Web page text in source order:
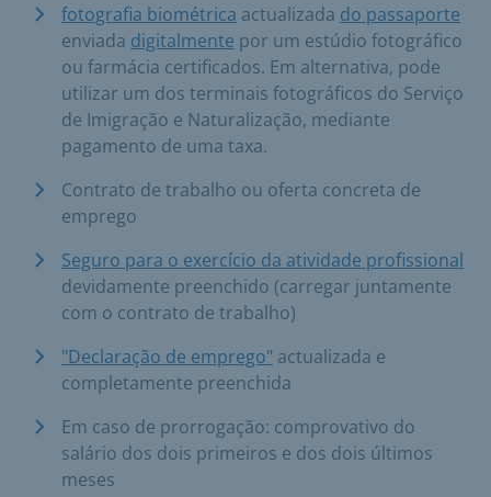
fotografia biométrica actualizada do passaporte
enviada digitalmente por um estúdio fotográfico
ou farmácia certificados. Em alternativa, pode
utilizar um dos terminais fotográficos do Serviço
de Imigração e Naturalização, mediante
pagamento de uma taxa.
Contrato de trabalho ou oferta concreta de
emprego
Seguro para o exercício da atividade profissional
devidamente preenchido (carregar juntamente
com o contrato de trabalho)
"Declaração de emprego" actualizada e
completamente preenchida
Em caso de prorrogação: comprovativo do
salário dos dois primeiros e dos dois últimos
meses